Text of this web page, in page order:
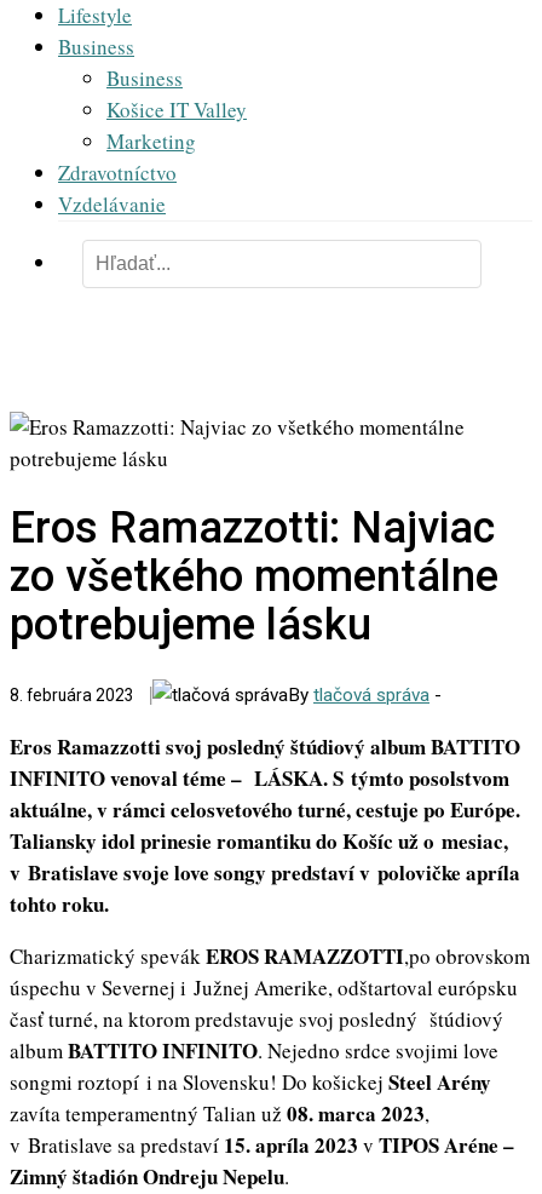
Lifestyle
Business
Business
Košice IT Valley
Marketing
Zdravotníctvo
Vzdelávanie
Eros Ramazzotti: Najviac
zo všetkého momentálne
potrebujeme lásku
8. februára 2023 By tlačová správa -
Eros Ramazzotti svoj posledný štúdiový album BATTITO
INFINITO venoval téme – LÁSKA. S týmto posolstvom
aktuálne, v rámci celosvetového turné, cestuje po Európe.
Taliansky idol prinesie romantiku do Košíc už o mesiac,
v Bratislave svoje love songy predstaví v polovičke apríla
tohto roku.
Charizmatický spevákEROS RAMAZZOTTI,po obrovskom
úspechu v Severnej i Južnej Amerike, odštartoval európsku
časť turné, na ktorom predstavuje svoj posledný štúdiový
albumBATTITO INFINITO. Nejedno srdce svojimi love
songmi roztopí i na Slovensku! Do košickej Steel Arény
zavíta temperamentný Talian už 08. marca 2023,
v Bratislave sa predstaví 15. apríla 2023 v TIPOS Aréne –
Zimný štadión Ondreju Nepelu.